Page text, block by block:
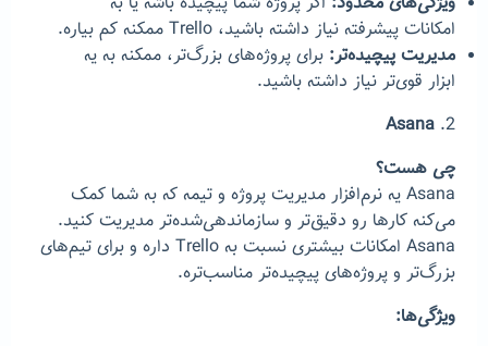
امکانات پیشرفته نیاز داشته باشید، Trello ممکنه کم بیاره.
مدیریت پیچیده‌تر: برای پروژه‌های بزرگ‌تر، ممکنه به یه
ابزار قوی‌تر نیاز داشته باشید.
2.
Asana
چی هست؟
Asana یه نرم‌افزار مدیریت پروژه و تیمه که به شما کمک
می‌کنه کارها رو دقیق‌تر و سازماندهی‌شده‌تر مدیریت کنید.
Asana امکانات بیشتری نسبت به Trello داره و برای تیم‌های
بزرگ‌تر و پروژه‌های پیچیده‌تر مناسب‌تره.
ویژگی‌ها: